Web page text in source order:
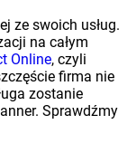
ze swoich usług.
na całym
Online, czyli
firma nie
zostanie
Sprawdźmy